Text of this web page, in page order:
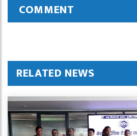
COMMENT
RELATED NEWS